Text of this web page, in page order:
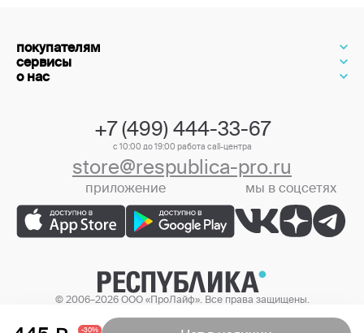
-30%
покупателям
сервисы
о нас
+7 (499) 444-33-67
с 10:00 до 19:00 работа call-центра
store@respublica-pro.ru
приложение мы в соцсетях
© 2006–2026 ООО «ПроЛайф». Все права защищены.